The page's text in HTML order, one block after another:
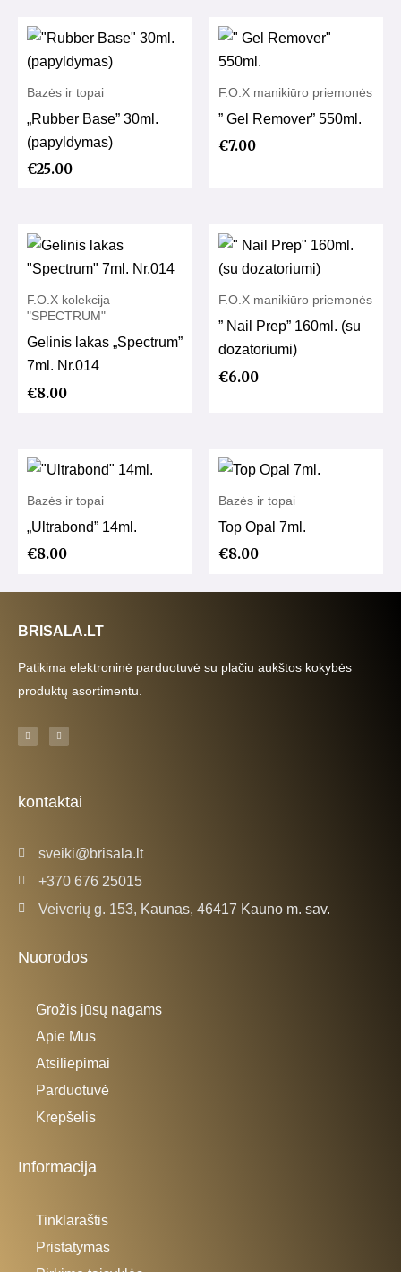
Bazės ir topai
„Rubber Base” 30ml.
(papyldymas)
€25.00
F.O.X manikiūro priemonės
” Gel Remover” 550ml.
€7.00
F.O.X kolekcija
"SPECTRUM"
Gelinis lakas „Spectrum”
7ml. Nr.014
€8.00
F.O.X manikiūro priemonės
” Nail Prep” 160ml. (su
dozatoriumi)
€6.00
Bazės ir topai
„Ultrabond” 14ml.
€8.00
Bazės ir topai
Top Opal 7ml.
€8.00
BRISALA.LT
Patikima elektroninė parduotuvė su plačiu aukštos kokybės
produktų asortimentu.
F
a
c
-
f
I
n
s
m
kontaktai
sveiki@brisala.lt
+370 676 25015
Veiverių g. 153, Kaunas, 46417 Kauno m. sav.
Nuorodos
Grožis jūsų nagams
Apie Mus
Atsiliepimai
Parduotuvė
Krepšelis
Informacija
Tinklaraštis
Pristatymas